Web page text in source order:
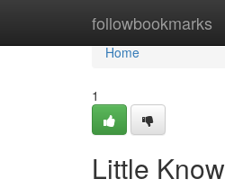
followbookmarks
Home
Home
1
Little